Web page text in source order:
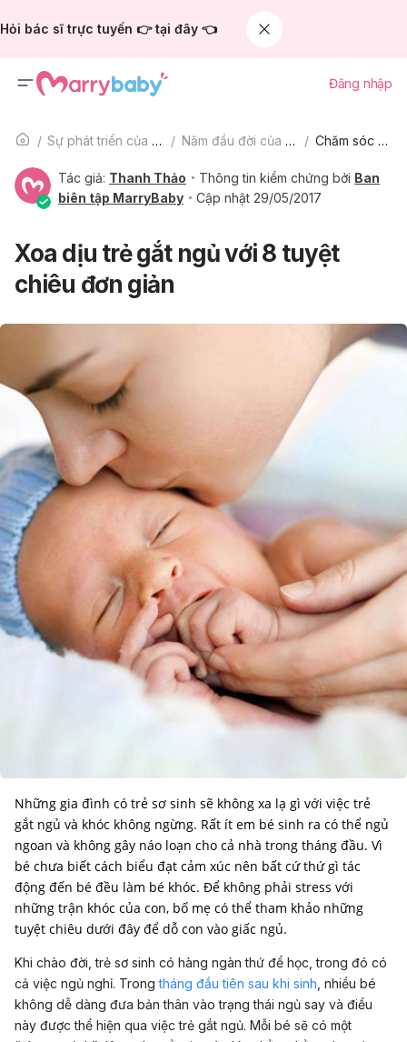
Hỏi bác sĩ trực tuyến 👉 tại đây 👈
Đăng nhập
Sự phát triển của trẻ Năm đầu đời của bé Chăm sóc bé
Tác giả: Thanh Thảo Thông tin kiểm chứng bởi Ban
biên tập MarryBaby
Cập nhật 29/05/2017
Xoa dịu trẻ gắt ngủ với 8 tuyệt
chiêu đơn giản
Những gia đình có trẻ sơ sinh sẽ không xa lạ gì với việc trẻ
gắt ngủ và khóc không ngừng. Rất ít em bé sinh ra có thể ngủ
ngoan và không gây náo loạn cho cả nhà trong tháng đầu. Vì
bé chưa biết cách biểu đạt cảm xúc nên bất cứ thứ gì tác
động đến bé đều làm bé khóc. Để không phải stress với
những trận khóc của con, bố mẹ có thể tham khảo những
tuyệt chiêu dưới đây để dỗ con vào giấc ngủ.
Khi chào đời, trẻ sơ sinh có hàng ngàn thứ để học, trong đó có
cả việc ngủ nghỉ. Trongtháng đầu tiên sau khi sinh , nhiều bé
không dễ dàng đưa bản thân vào trạng thái ngủ say và điều
này được thể hiện qua việc trẻ gắt ngủ. Mỗi bé sẽ có một